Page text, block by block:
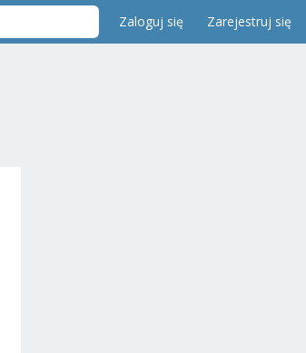
Zaloguj się Zarejestruj się